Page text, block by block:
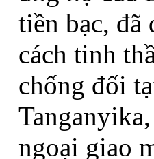
tiền bạc, đã
cách tinh
chống đối
ngoại giao